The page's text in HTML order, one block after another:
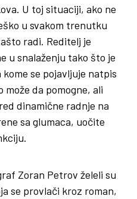
U toj situaciji, ako ne
u svakom trenutku
radi. Reditelj je
u snalaženju tako što je
se pojavljuje natpis
da pomogne, ali
dinamične radnje na
sa glumaca, uočite
Zoran Petrov želeli su
se provlači kroz roman,